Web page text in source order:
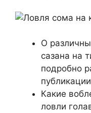
О
сазана на
подробно
Какие
ловли